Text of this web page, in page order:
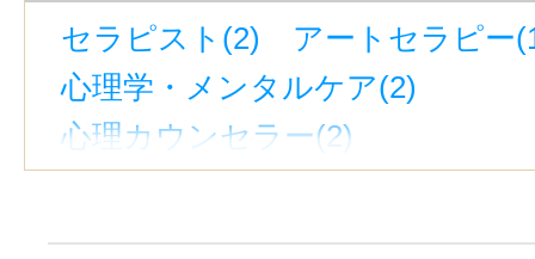
セラピスト(2)
アートセラピー
心理学・メンタルケア(2)
心理カウンセラー(2)